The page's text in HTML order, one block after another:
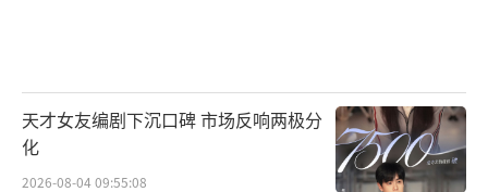
天才女友编剧下沉口碑 市场反响两极分
化
2026-08-04 09:55:08